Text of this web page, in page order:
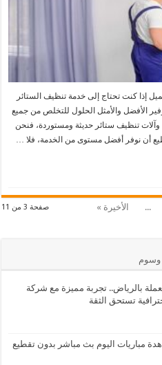
إذا كنت تحتاج إلى خدمة تنظيف الستائر
الأفضل والأمثل الحلول للتخلص من جميع
تنظيف ستائر حديثة ومستوردة، فنحن
أن نوفر أفضل مستوى من الخدمة، فلا …
صفحة 3 من 11 ... الأخيرة »
وسوم
بالرياض.. تجربة مميزة مع شركة
تستحق الثقة
مباريات اليوم بث مباشر بدون تقطيع